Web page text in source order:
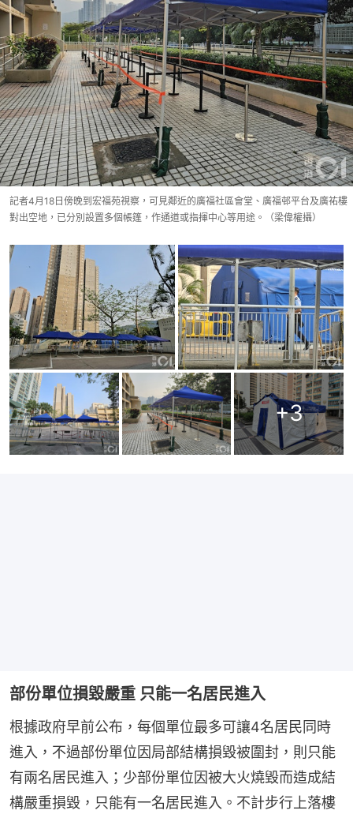
記者4月18日傍晚到宏福苑視察，可見鄰近的廣福社區會堂、廣福邨平台及廣祐樓
對出空地，已分別設置多個帳篷，作通道或指揮中心等用途。（梁偉權攝）
+3
部份單位損毀嚴重 只能一名居民進入
根據政府早前公布，每個單位最多可讓4名居民同時
進入，不過部份單位因局部結構損毀被圍封，則只能
有兩名居民進入；少部份單位因被大火燒毀而造成結
構嚴重損毀，只能有一名居民進入。不計步行上落樓